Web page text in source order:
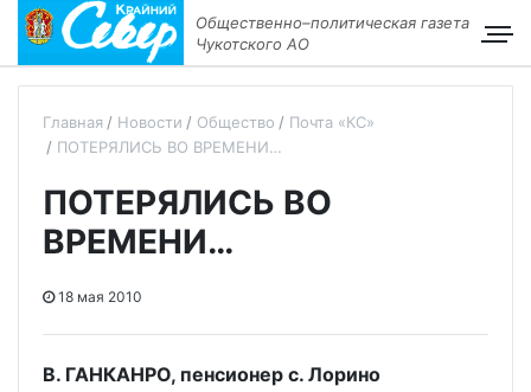
Общественно–политическая газета
Чукотского АО
Главная Новости Общество
Почта «КС»
ПОТЕРЯЛИСЬ ВО ВРЕМЕНИ…
ПОТЕРЯЛИСЬ ВО
ВРЕМЕНИ…
18 мая 2010
В. ГАНКАНРО, пенсионер с. Лорино